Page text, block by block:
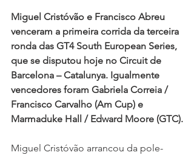
Miguel Cristóvão e Francisco Abreu
venceram a primeira corrida da terceira
ronda das GT4 South European Series,
que se disputou hoje no Circuit de
Barcelona – Catalunya. Igualmente
vencedores foram Gabriela Correia /
Francisco Carvalho (Am Cup) e
Marmaduke Hall / Edward Moore (GTC).
Miguel Cristóvão arrancou da pole-